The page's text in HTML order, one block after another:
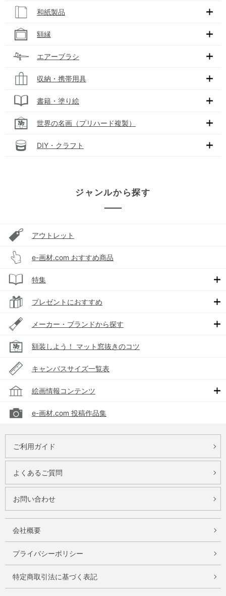
和紙製品
額縁
エアーブラシ
収納・携帯用具
書籍・塗り絵
世界の名画（プリハード複製）
DIY・クラフト
ジャンルから探す
アウトレット
e-画材.com おすすめ商品
特集
プレゼントにおすすめ
メーカー・ブランドから探す
額装しよう！ マット窓抜きのコツ
キャンバスサイズ一覧表
絵画情報コンテンツ
e-画材.com 投稿作品集
ご利用ガイド
よくあるご質問
お問い合わせ
会社概要
プライバシーポリシー
特定商取引法に基づく表記